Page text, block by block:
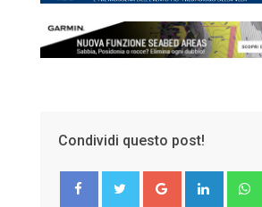
Condividi questo post!
Google+ LinkedIn